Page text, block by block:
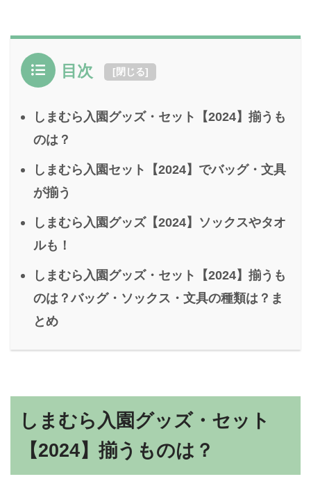
目次 [閉じる]
しまむら入園グッズ・セット【2024】揃うも
のは？
しまむら入園セット【2024】でバッグ・文具
が揃う
しまむら入園グッズ【2024】ソックスやタオ
ルも！
しまむら入園グッズ・セット【2024】揃うも
のは？バッグ・ソックス・文具の種類は？ま
とめ
しまむら入園グッズ・セット
【2024】揃うものは？